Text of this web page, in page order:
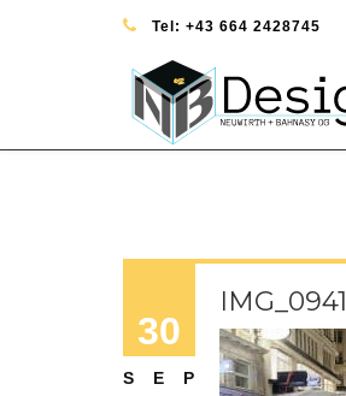
Tel: +43 664 2428745
30
SEP
IMG_0941